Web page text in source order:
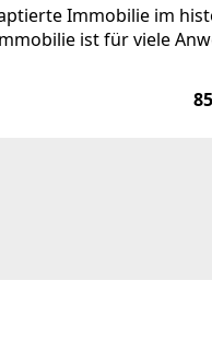
Immobilie im
ist für viele
oder Lager ....Das
und im